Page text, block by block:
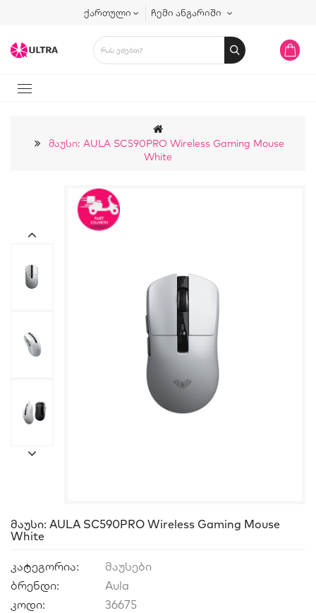
ქართული ჩემი ანგარიში
Მაუსი: AULA SC590PRO Wireless Gaming Mouse
White
Მაუსი: AULA SC590PRO Wireless Gaming Mouse
White
კატეგორია:
მაუსები
ბრენდი:
Aula
კოდი:
36675